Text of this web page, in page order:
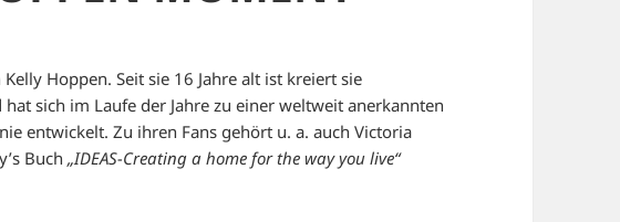
Hoppen. Seit sie 16 Jahre alt ist kreiert sie
sich im Laufe der Jahre zu einer weltweit anerkannten
entwickelt. Zu ihren Fans gehört u. a. auch Victoria
Buch„IDEAS-Creating a home for the way you live“